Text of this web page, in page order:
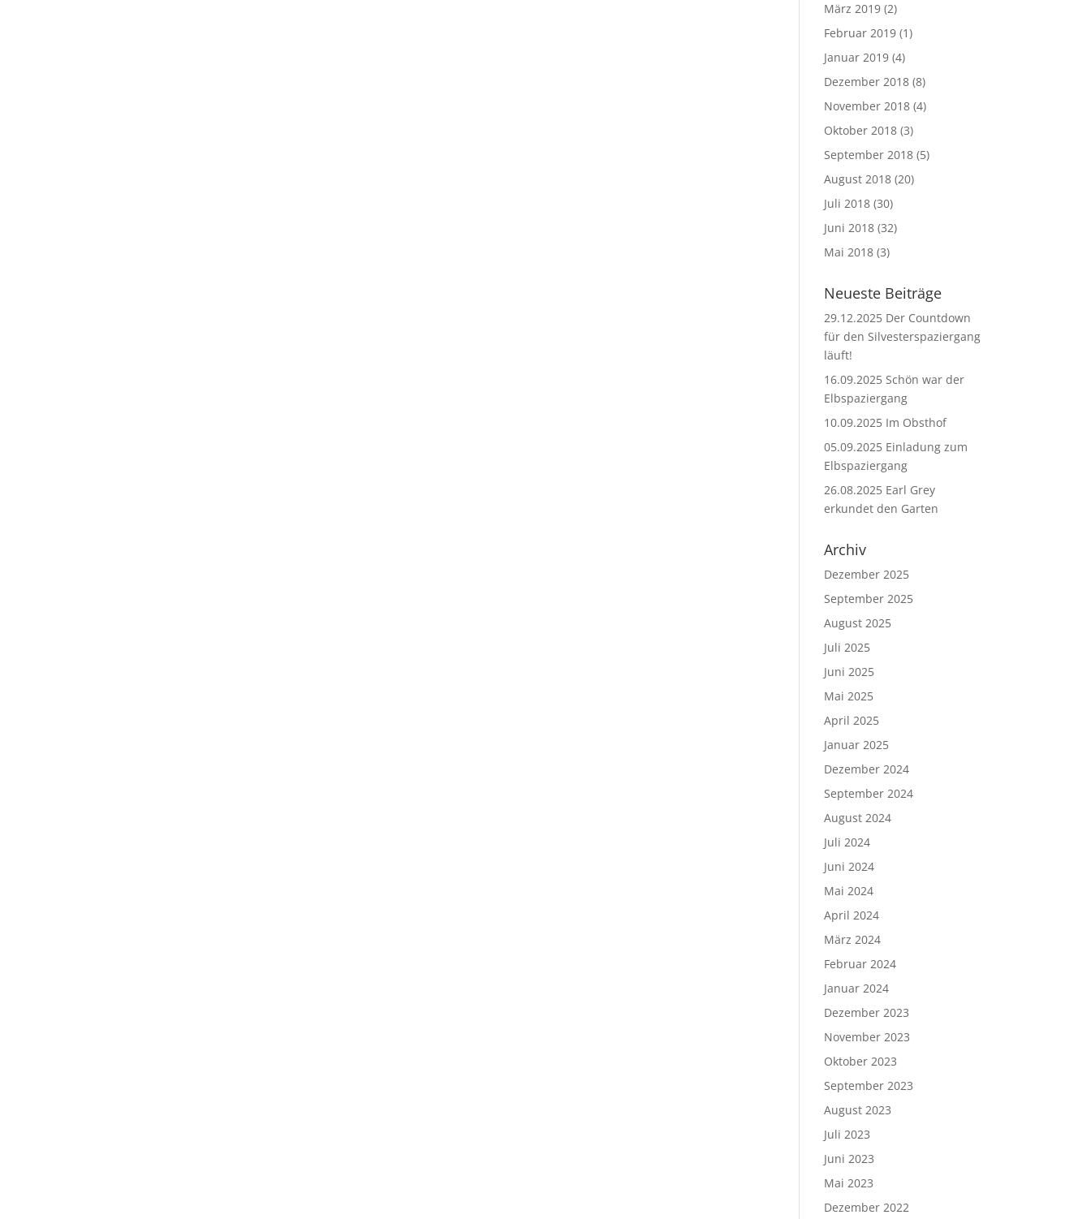
März 2019 (2)
Februar 2019 (1)
Januar 2019 (4)
Dezember 2018 (8)
November 2018 (4)
Oktober 2018 (3)
September 2018 (5)
August 2018 (20)
Juli 2018 (30)
Juni 2018 (32)
Mai 2018 (3)
Neueste Beiträge
29.12.2025 Der Countdown
für den Silvesterspaziergang
läuft!
16.09.2025 Schön war der
Elbspaziergang
10.09.2025 Im Obsthof
05.09.2025 Einladung zum
Elbspaziergang
26.08.2025 Earl Grey
erkundet den Garten
Archiv
Dezember 2025
September 2025
August 2025
Juli 2025
Juni 2025
Mai 2025
April 2025
Januar 2025
Dezember 2024
September 2024
August 2024
Juli 2024
Juni 2024
Mai 2024
April 2024
März 2024
Februar 2024
Januar 2024
Dezember 2023
November 2023
Oktober 2023
September 2023
August 2023
Juli 2023
Juni 2023
Mai 2023
Dezember 2022